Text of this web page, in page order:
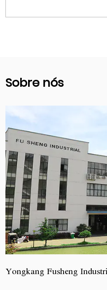
Sobre nós
Yongkang Fusheng